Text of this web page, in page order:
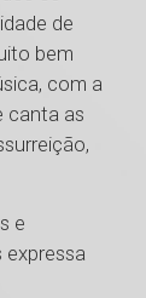
de
bem
com a
canta as
e
expressa